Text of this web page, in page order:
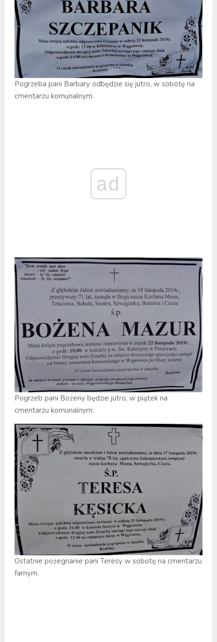
Pogrzeba pani Barbary odbędzie się jutro, w sobotę na
cmentarzu komunalnym.
ad
Pogrzeb pani Bożeny będzie jutro, w piątek na
cmentarzu komunalnym.
Ostatnie pożegnanie pani Teresy w sobotę na cmentarzu
farnym.